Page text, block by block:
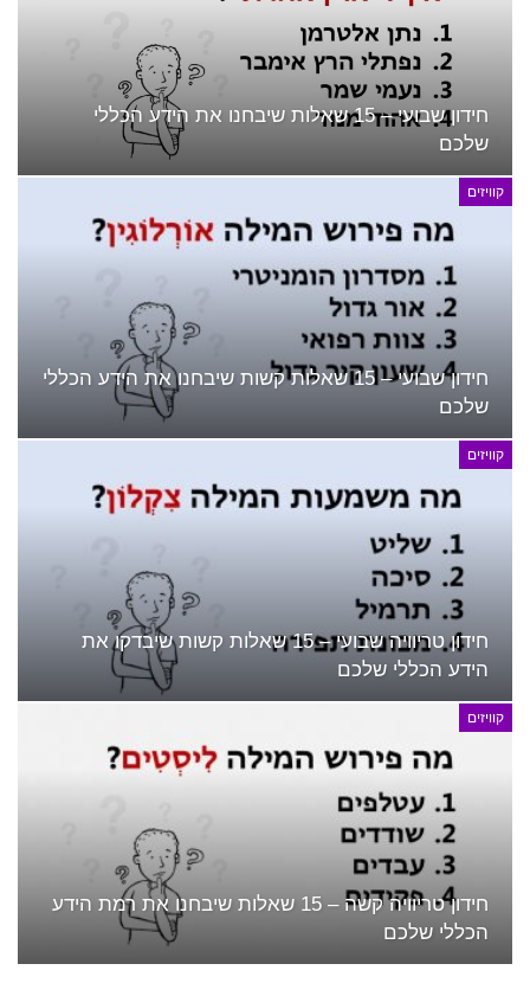
חידון שבועי – 15 שאלות שיבחנו את הידע הכללי
שלכם
קוויזים
חידון שבועי – 15 שאלות קשות שיבחנו את הידע הכללי
שלכם
קוויזים
חידון טריוויה שבועי – 15 שאלות קשות שיבדקו את
הידע הכללי שלכם
קוויזים
חידון טריוויה קשה – 15 שאלות שיבחנו את רמת הידע
הכללי שלכם